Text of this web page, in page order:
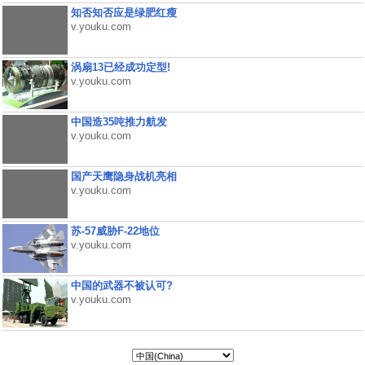
知否知否应是绿肥红瘦
v.youku.com
涡扇13已经成功定型!
v.youku.com
中国造35吨推力航发
v.youku.com
国产天鹰隐身战机亮相
v.youku.com
苏-57威胁F-22地位
v.youku.com
中国的武器不被认可?
v.youku.com